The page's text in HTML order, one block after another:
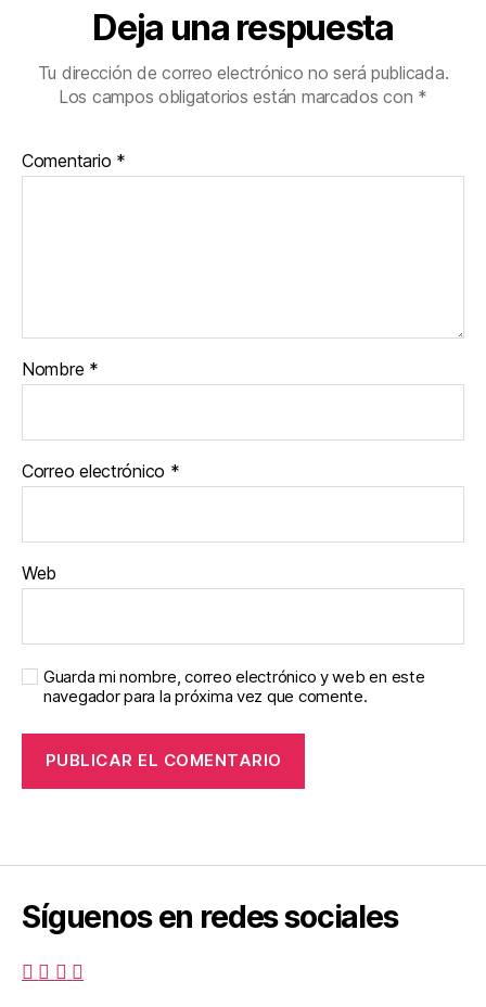
Deja una respuesta
Tu dirección de correo electrónico no será publicada.
Los campos obligatorios están marcados con *
Comentario *
Nombre *
Correo electrónico *
Web
Guarda mi nombre, correo electrónico y web en este
navegador para la próxima vez que comente.
Síguenos en redes sociales